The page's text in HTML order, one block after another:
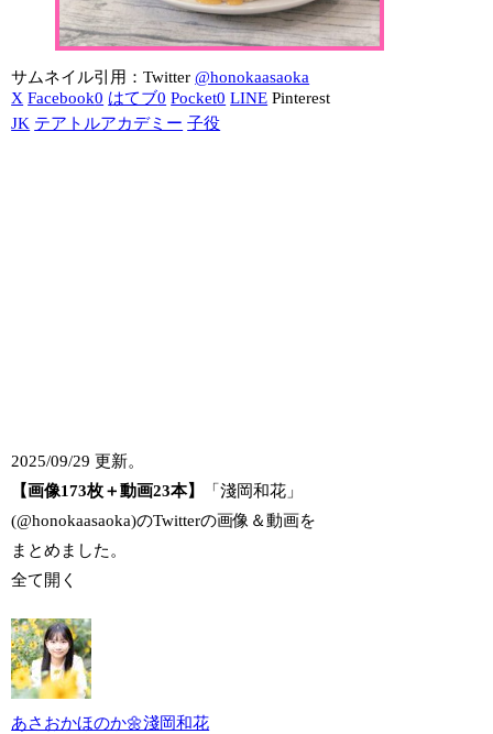
サムネイル引用：Twitter@honokaasaoka
X Facebook0 はてブ0 Pocket0 LINE Pinterest
JK テアトルアカデミー 子役
2025/09/29 更新。
【画像173枚＋動画23本】
「淺岡和花」
(@honokaasaoka)のTwitterの画像＆動画を
まとめました。
全て開く
あさおかほのか🌼淺岡和花